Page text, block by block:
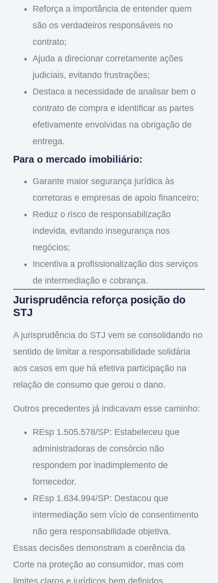
Reforça a importância de entender quem
são os verdadeiros responsáveisno
contrato;
Ajuda a direcionar corretamente ações
judiciais, evitando frustrações;
Destaca a necessidade de analisar bem o
contratode compra e identificar as partes
efetivamente envolvidas na obrigação de
entrega.
Para o mercado imobiliário:
Garante maior segurança jurídicaàs
corretoras e empresas de apoio financeiro;
Reduz o risco de responsabilização
indevida, evitando insegurança nos
negócios;
Incentiva a profissionalização dos serviços
de intermediação e cobrança.
Jurisprudência reforça posição do
STJ
A jurisprudência do STJ vem se consolidando no
sentido de limitar a responsabilidade solidária
aos casos em que há efetiva participação na
relação de consumo que gerou o dano.
Outros precedentes já indicavam esse caminho:
REsp 1.505.578/SP: Estabeleceu que
administradoras de consórcio não
respondem por inadimplemento de
fornecedor.
REsp 1.634.994/SP: Destacou que
intermediação sem vício de consentimento
não gera responsabilidade objetiva.
Essas decisões demonstram a coerência da
Corte na proteção ao consumidor, mas com
limites claros e jurídicos bem definidos.